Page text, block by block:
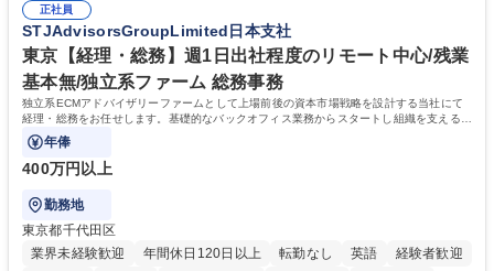
表するインフラ企業 #ポテンシャル採用
72.html ■エネルギーセキュリティの不安定化や気候変動による自然災害の
甚大化など、これまで以上に社会課題解決の重要性が高まっています。
「未来の日常」の創造に向けて持続可能な社会の実現に貢献してまいりま
す。 学歴・資格 学歴：大学院 大学 語学力： 資格：
正社員
STJAdvisorsGroupLimited日本支社
東京【経理・総務】週1日出社程度のリモート中心/残業
基本無/独立系ファーム 総務事務
独立系ECMアドバイザリーファームとして上場前後の資本市場戦略を設計する当社にて
経理・総務をお任せします。基礎的なバックオフィス業務からスタートし組織を支える専
任担当として広く活躍できる環境です。
年俸
400万円以上
勤務地
東京都千代田区
業界未経験歓迎
年間休日120日以上 転勤なし 英語
経験者歓迎